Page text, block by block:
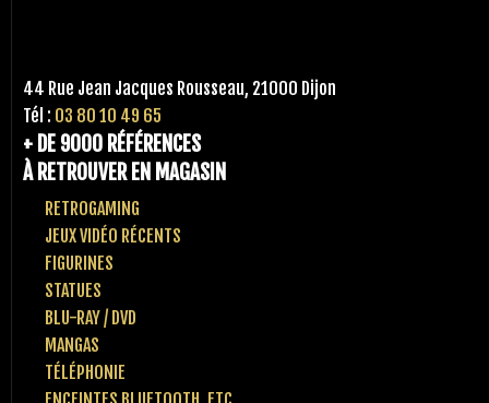
44 Rue Jean Jacques Rousseau, 21000 Dijon
Tél : 03 80 10 49 65
+ DE 9000 RÉFÉRENCES
À RETROUVER EN MAGASIN
RETROGAMING
JEUX VIDÉO RÉCENTS
FIGURINES
STATUES
BLU-RAY / DVD
MANGAS
TÉLÉPHONIE